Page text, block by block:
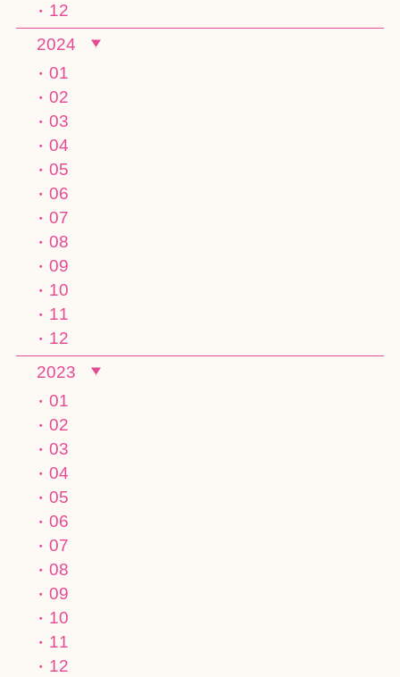
12
2024
01
02
03
04
05
06
07
08
09
10
11
12
2023
01
02
03
04
05
06
07
08
09
10
11
12